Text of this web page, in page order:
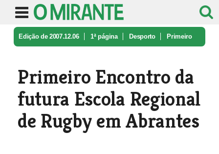
Edição de 2007.12.06 1ª página Desporto Primeiro
Primeiro Encontro da
futura Escola Regional
de Rugby em Abrantes